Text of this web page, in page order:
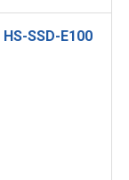
SSD-E100